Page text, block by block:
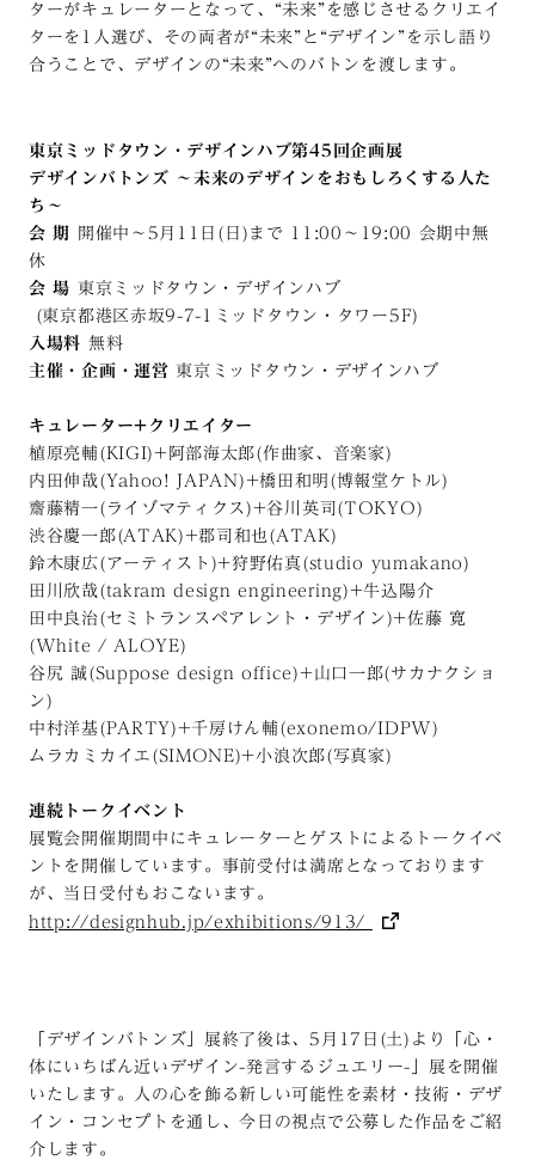
ターがキュレーターとなって、“未来”を感じさせるクリエイ
ターを1人選び、その両者が“未来”と“デザイン”を示し語り
合うことで、デザインの“未来”へのバトンを渡します。
東京ミッドタウン・デザインハブ第45回企画展
デザインバトンズ 〜未来のデザインをおもしろくする人た
ち〜
会 期
開催中〜5月11日(日)まで 11:00〜19:00 会期中無
休
会 場 東京ミッドタウン・デザインハブ
(東京都港区赤坂9-7-1ミッドタウン・タワー5F)
入場料 無料
主催・企画・運営 東京ミッドタウン・デザインハブ
キュレーター+クリエイター
植原亮輔(KIGI)+阿部海太郎(作曲家、音楽家)
内田伸哉(Yahoo! JAPAN)+橋田和明(博報堂ケトル)
齋藤精一(ライゾマティクス)+谷川英司(TOKYO)
渋谷慶一郎(ATAK)+郡司和也(ATAK)
鈴木康広(アーティスト)+狩野佑真(studio yumakano)
田川欣哉(takram design engineering)+牛込陽介
田中良治(セミトランスペアレント・デザイン)+佐藤 寛
(White / ALOYE)
谷尻 誠(Suppose design office)+山口一郎(サカナクショ
ン)
中村洋基(PARTY)+千房けん輔(exonemo/IDPW)
ムラカミカイエ(SIMONE)+小浪次郎(写真家)
連続トークイベント
展覧会開催期間中にキュレーターとゲストによるトークイベ
ントを開催しています。事前受付は満席となっております
が、当日受付もおこないます。
http://designhub.jp/exhibitions/913/
「デザインバトンズ」展終了後は、5月17日(土)より「心・
体にいちばん近いデザイン-発言するジュエリー-」展を開催
いたします。人の心を飾る新しい可能性を素材・技術・デザ
イン・コンセプトを通し、今日の視点で公募した作品をご紹
介します。